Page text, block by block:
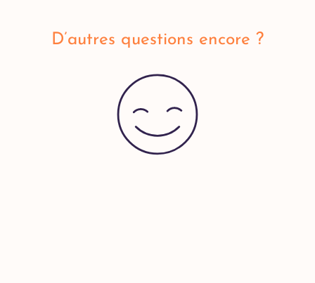
D’autres questions encore ?